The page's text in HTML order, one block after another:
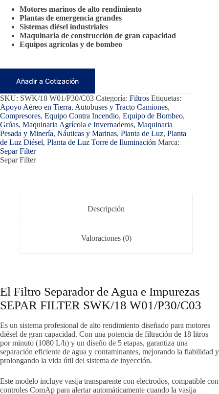
Motores marinos de alto rendimiento
Plantas de emergencia grandes
Sistemas diésel industriales
Maquinaria de construcción de gran capacidad
Equipos agrícolas y de bombeo
Añadir a Cotización
SKU: SWK/18 W01/P30/C03 Categoría: Filtros Etiquetas:
Apoyo Aéreo en Tierra, Autobuses y Tracto Camiones,
Compresores, Equipo Contra Incendio, Equipo de Bombeo,
Grúas, Maquinaria Agrícola e Invernaderos, Maquinaria
Pesada y Minería, Náuticas y Marinas, Planta de Luz, Planta
de Luz Diésel, Planta de Luz Torre de Iluminación Marca:
Separ Filter
Separ Filter
Descripción
Valoraciones (0)
El Filtro Separador de Agua e Impurezas
SEPAR FILTER SWK/18 W01/P30/C03
Es un sistema profesional de alto rendimiento diseñado para motores
diésel de gran capacidad. Con una potencia de filtración de 18 litros
por minuto (1080 L/h) y un diseño de 5 etapas, garantiza una
separación eficiente de agua y contaminantes, mejorando la fiabilidad y
prolongando la vida útil del sistema de inyección.
Este modelo incluye vasija transparente con electrodos, compatible con
controles ComAp para alertar automáticamente cuando la vasija